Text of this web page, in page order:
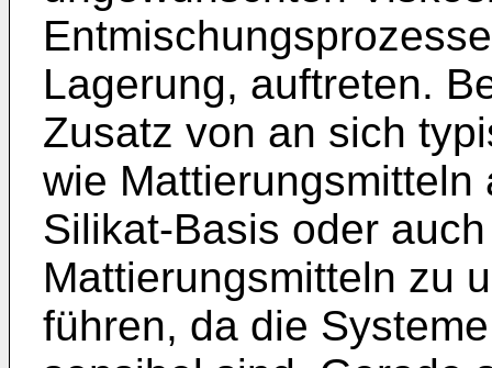
Lagerung, auftreten.
Zusatz von an sich
wie
Silikat-Basis oder
Mattierungsmitteln zu
führen, da die